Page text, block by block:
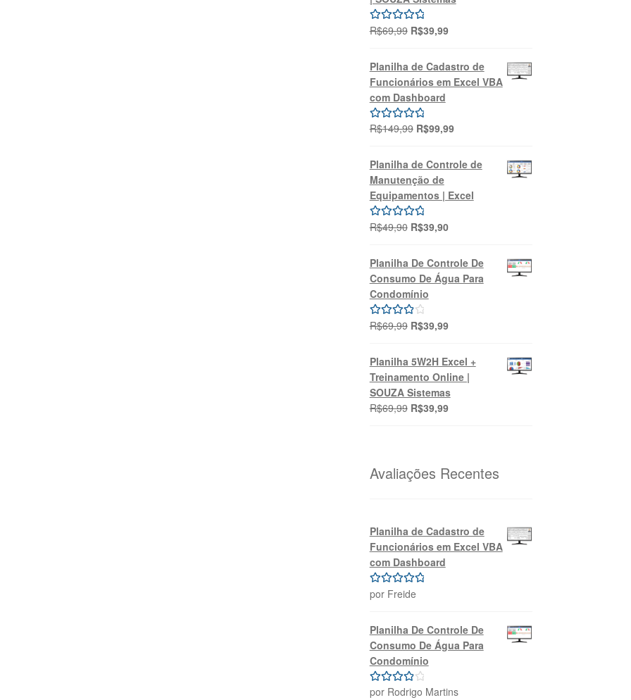
Avaliação
R$69,99 O
original
era:
R$69,99.
R$39,99O
é:
R$39,99.
Planilha de Cadastro de
Funcionários em Excel VBA
com Dashboard
Avaliação
R$149,99 O
original
era:
R$149,99.
R$99,99O
atual
é:
R$99,99.
Planilha de Controle de
Manutenção de
Equipamentos | Excel
Avaliação
R$49,90 O
original
era:
R$49,90.
R$39,90O
atual
é:
R$39,90.
Planilha De Controle De
Consumo De Água Para
Condomínio
Avaliação
R$69,99 O
original
era:
R$69,99.
R$39,99O
atual
é:
R$39,99.
Planilha 5W2H Excel +
Treinamento Online |
SOUZA Sistemas
R$69,99 O
R$69,99.
R$39,99O
R$39,99.
Avaliações Recentes
Planilha de Cadastro de
Funcionários em Excel VBA
com Dashboard
Avaliação5
por Freide
Planilha De Controle De
Consumo De Água Para
Condomínio
Avaliação
por Rodrigo Martins